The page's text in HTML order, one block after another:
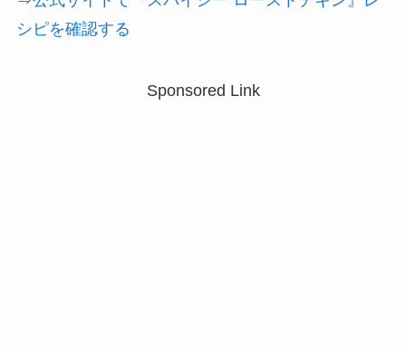
シピを確認する
Sponsored Link